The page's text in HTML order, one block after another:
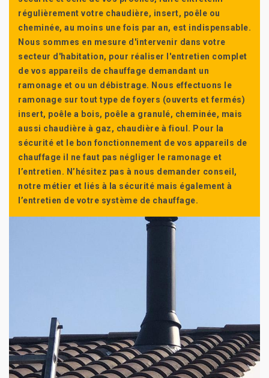
régulièrement votre chaudière, insert, poêle ou
cheminée, au moins une fois par an, est indispensable.
Nous sommes en mesure d'intervenir dans votre
secteur d'habitation, pour réaliser l'entretien complet
de vos appareils de chauffage demandant un
ramonage et ou un débistrage. Nous effectuons le
ramonage sur tout type de foyers (ouverts et fermés)
insert, poêle a bois, poêle a granulé, cheminée, mais
aussi chaudière à gaz, chaudière à fioul. Pour la
sécurité et le bon fonctionnement de vos appareils de
chauffage il ne faut pas négliger le ramonage et
l’entretien. N’hésitez pas à nous demander conseil,
notre métier et liés à la sécurité mais également à
l’entretien de votre système de chauffage.